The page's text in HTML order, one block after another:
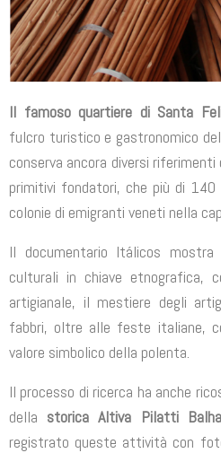
Il famoso quartiere di Santa
fulcro turistico e gastronomico
conserva ancora diversi
primitivi fondatori, che più di
colonie di emigranti veneti nella
Il documentario Itálicos
culturali in chiave etnografica,
artigianale, il mestiere degli
fabbri, oltre alle feste italiane,
valore simbolico della polenta.
Il processo di ricerca ha anche
della storica Altiva Pilatti
registrato queste attività con